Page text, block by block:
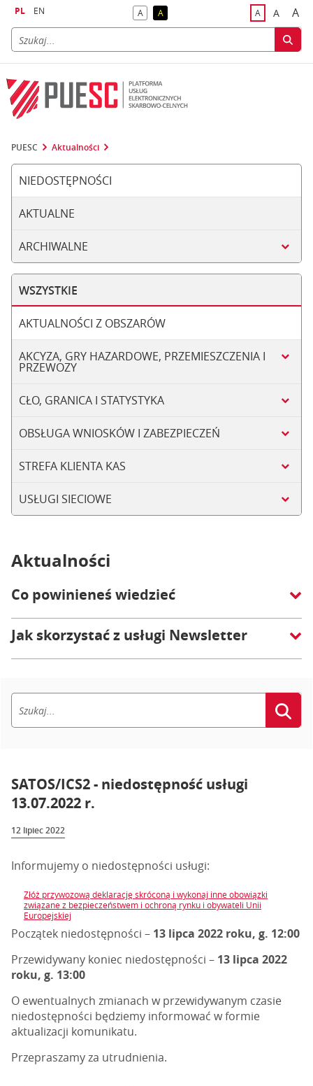
PL EN Akontrast domyślny
Akontrast żółty tekst na czarnym tle
Adomyślna
A A
PUESC Aktualności
NIEDOSTĘPNOŚCI
AKTUALNE
ARCHIWALNE
WSZYSTKIE
AKTUALNOŚCI Z OBSZARÓW
AKCYZA, GRY HAZARDOWE, PRZEMIESZCZENIA I
PRZEWOZY
CŁO, GRANICA I STATYSTYKA
OBSŁUGA WNIOSKÓW I ZABEZPIECZEŃ
STREFA KLIENTA KAS
USŁUGI SIECIOWE
Aktualności
Co powinieneś wiedzieć
Jak skorzystać z usługi Newsletter
SATOS/ICS2 - niedostępność usługi
13.07.2022 r.
12 lipiec 2022
Informujemy o niedostępności usługi:
Złóż przywozową deklarację skróconą i wykonaj inne obowiązki
związane z bezpieczeństwem i ochroną rynku i obywateli Unii
Europejskiej
Początek niedostępności – 13 lipca 2022 roku, g. 12:00
Przewidywany koniec niedostępności – 13 lipca 2022
roku, g. 13:00
O ewentualnych zmianach w przewidywanym czasie
niedostępności będziemy informować w formie
aktualizacji komunikatu.
Przepraszamy za utrudnienia.